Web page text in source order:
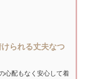
けられる丈夫なつ
心配もなく安心して着